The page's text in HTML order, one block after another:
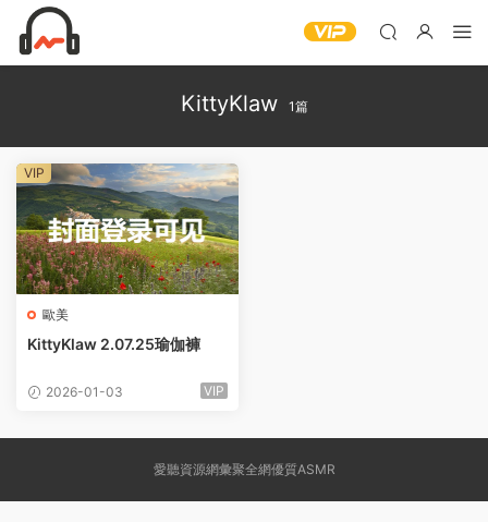
KittyKlaw 1篇
歐美
KittyKlaw 2.07.25瑜伽褲
2026-01-03 VIP
VIP
愛聽資源網彙聚全網優質ASMR